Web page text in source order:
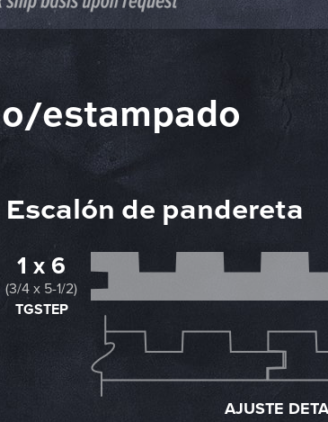
estampado
Escalón de pandereta
1 x 6
(3/4 x 5-1/2)
TGSTEP
AJUSTE